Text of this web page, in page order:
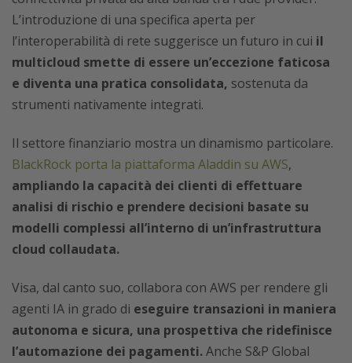
L’introduzione di una specifica aperta per
l’interoperabilità di rete suggerisce un futuro in cui il
multicloud smette di essere un’eccezione faticosa
e diventa una pratica consolidata, sostenuta da
strumenti nativamente integrati.
Il settore finanziario mostra un dinamismo particolare.
BlackRock porta la piattaforma Aladdin su AWS,
ampliando la capacità dei clienti di effettuare
analisi di rischio e prendere decisioni basate su
modelli complessi all’interno di un’infrastruttura
cloud collaudata.
Visa, dal canto suo, collabora con AWS per rendere gli
agenti IA in grado di eseguire transazioni in maniera
autonoma e sicura, una prospettiva che ridefinisce
l’automazione dei pagamenti.Anche S&P Global